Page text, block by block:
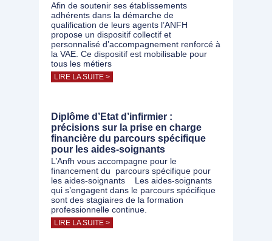
Afin de soutenir ses établissements
adhérents dans la démarche de
qualification de leurs agents l’ANFH
propose un dispositif collectif et
personnalisé d’accompagnement renforcé à
la VAE. Ce dispositif est mobilisable pour
tous les métiers
LIRE LA SUITE >
Diplôme d’Etat d’infirmier :
précisions sur la prise en charge
financière du parcours spécifique
pour les aides-soignants
L’Anfh vous accompagne pour le
financement du parcours spécifique pour
les aides-soignants Les aides-soignants
qui s’engagent dans le parcours spécifique
sont des stagiaires de la formation
professionnelle continue.
LIRE LA SUITE >